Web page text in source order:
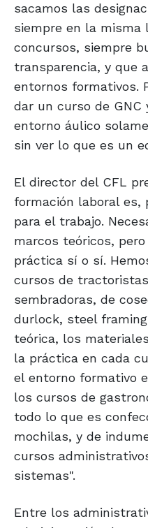
sacamos las
siempre en la misma
concursos, siempre
transparencia, y que
entornos formativos.
dar un curso de GNC
entorno áulico
sin ver lo que es un
El director del CFL
formación laboral es,
para el trabajo.
marcos teóricos,
práctica sí o sí.
cursos de
sembradoras, de
durlock, steel
teórica, los
la práctica en cada
el entorno formativo
los cursos de
todo lo que es
mochilas, y de
cursos
sistemas".
Entre los